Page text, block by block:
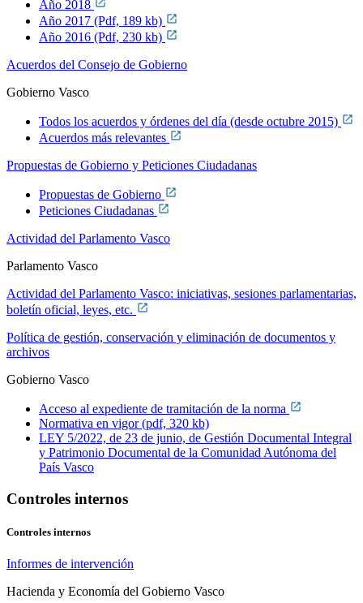
Año 2018
Año 2017 (Pdf, 189 kb)
Año 2016 (Pdf, 230 kb)
Acuerdos del Consejo de Gobierno
Gobierno Vasco
Todos los acuerdos y órdenes del día (desde octubre 2015)
Acuerdos más relevantes
Propuestas de Gobierno y Peticiones Ciudadanas
Propuestas de Gobierno
Peticiones Ciudadanas
Actividad del Parlamento Vasco
Parlamento Vasco
Actividad del Parlamento Vasco: iniciativas, sesiones parlamentarias,
boletín oficial, leyes, etc.
Política de gestión, conservación y eliminación de documentos y
archivos
Gobierno Vasco
Acceso al expediente de tramitación de la norma
Normativa en vigor (pdf, 320 kb)
LEY 5/2022, de 23 de junio, de Gestión Documental Integral
y Patrimonio Documental de la Comunidad Autónoma del
País Vasco
Controles internos
Controles internos
Informes de intervención
Hacienda y Economía del Gobierno Vasco